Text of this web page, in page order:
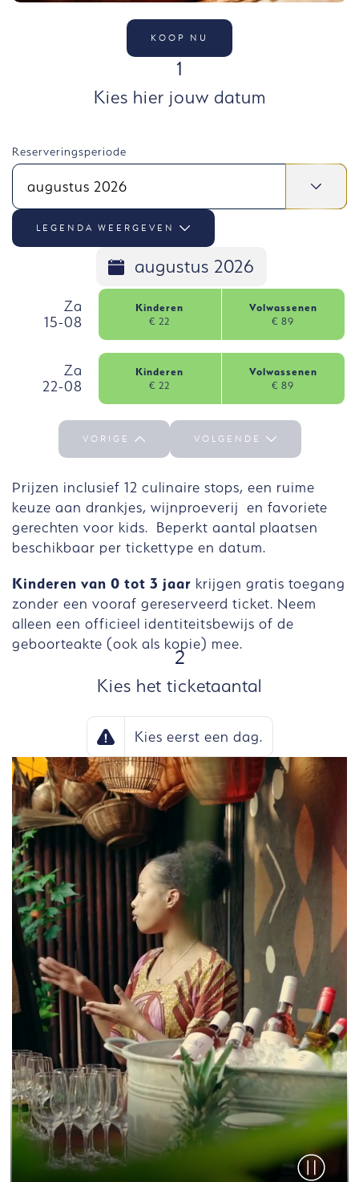
KOOP NU
1
Kies hier jouw datum
LEGENDA WEERGEVEN
Reserveringsperiode
augustus 2026
augustus 2026
, zaterdag, 15 augustus
Za
15-08
Kinderen
€ 22
Volwassenen
€ 89
Za 15-08 selecteren
, zaterdag, 22 augustus
Za
22-08
Kinderen
€ 22
Volwassenen
€ 89
VORIGE VOLGENDE
Prijzen inclusief 12 culinaire stops, een ruime
keuze aan drankjes, wijnproeverij en favoriete
gerechten voor kids. Beperkt aantal plaatsen
beschikbaar per tickettype en datum.
Kinderen van 0 tot 3 jaar krijgen gratis toegang
zonder een vooraf gereserveerd ticket. Neem
alleen een officieel identiteitsbewijs of de
geboorteakte (ook als kopie) mee.
STAP 2
Kies het ticketaantal
Kies eerst een dag.
Video